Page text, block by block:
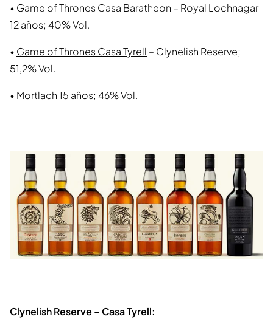
• Game of Thrones Casa Baratheon – Royal Lochnagar
12 años; 40% Vol.
• Game of Thrones Casa Tyrell – Clynelish Reserve;
51,2% Vol.
• Mortlach 15 años; 46% Vol.
Clynelish Reserve – Casa Tyrell: